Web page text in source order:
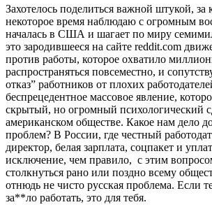
Захотелось поделиться важной штукой, за
некоторое время наблюдаю с огромным
началась в США и шагает по миру
это зародившееся на сайте reddit.com
против работы, которое охватило
распространяться повсеместно, и
отказ” работников от плохих
беспрецедентное массовое явление,
скрытый, но огромный психологический
американском обществе. Какое нам дело
проблем? В России, где честный
директор, белая зарплата, соцпакет и
исключение, чем правило, с этим
столкнуться рано или поздно всему
отнюдь не чисто русская проблема. Если
за**ло работать, это для тебя.